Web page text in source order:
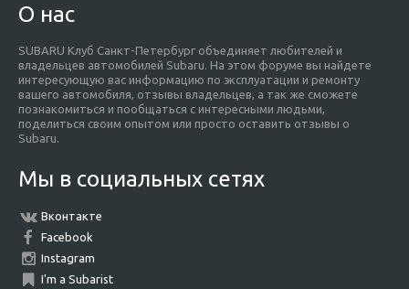
О нас
SUBARU Клуб Санкт-Петербург объединяет любителей и
владельцев автомобилей Subaru. На этом форуме вы найдете
интересующую вас информацию по эксплуатации и ремонту
вашего автомобиля, отзывы владельцев, а так же сможете
познакомиться и пообщаться с интересными людьми,
поделиться своим опытом или просто оставить отзывы о
Subaru.
Мы в социальных сетях
Вконтакте
Facebook
Instagram
I'm a Subarist